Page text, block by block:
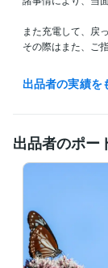
また充電して、戻
その際はまた、ご
皆さまにおかれま
体調など崩されま
出品者の実績を
出品者のポー